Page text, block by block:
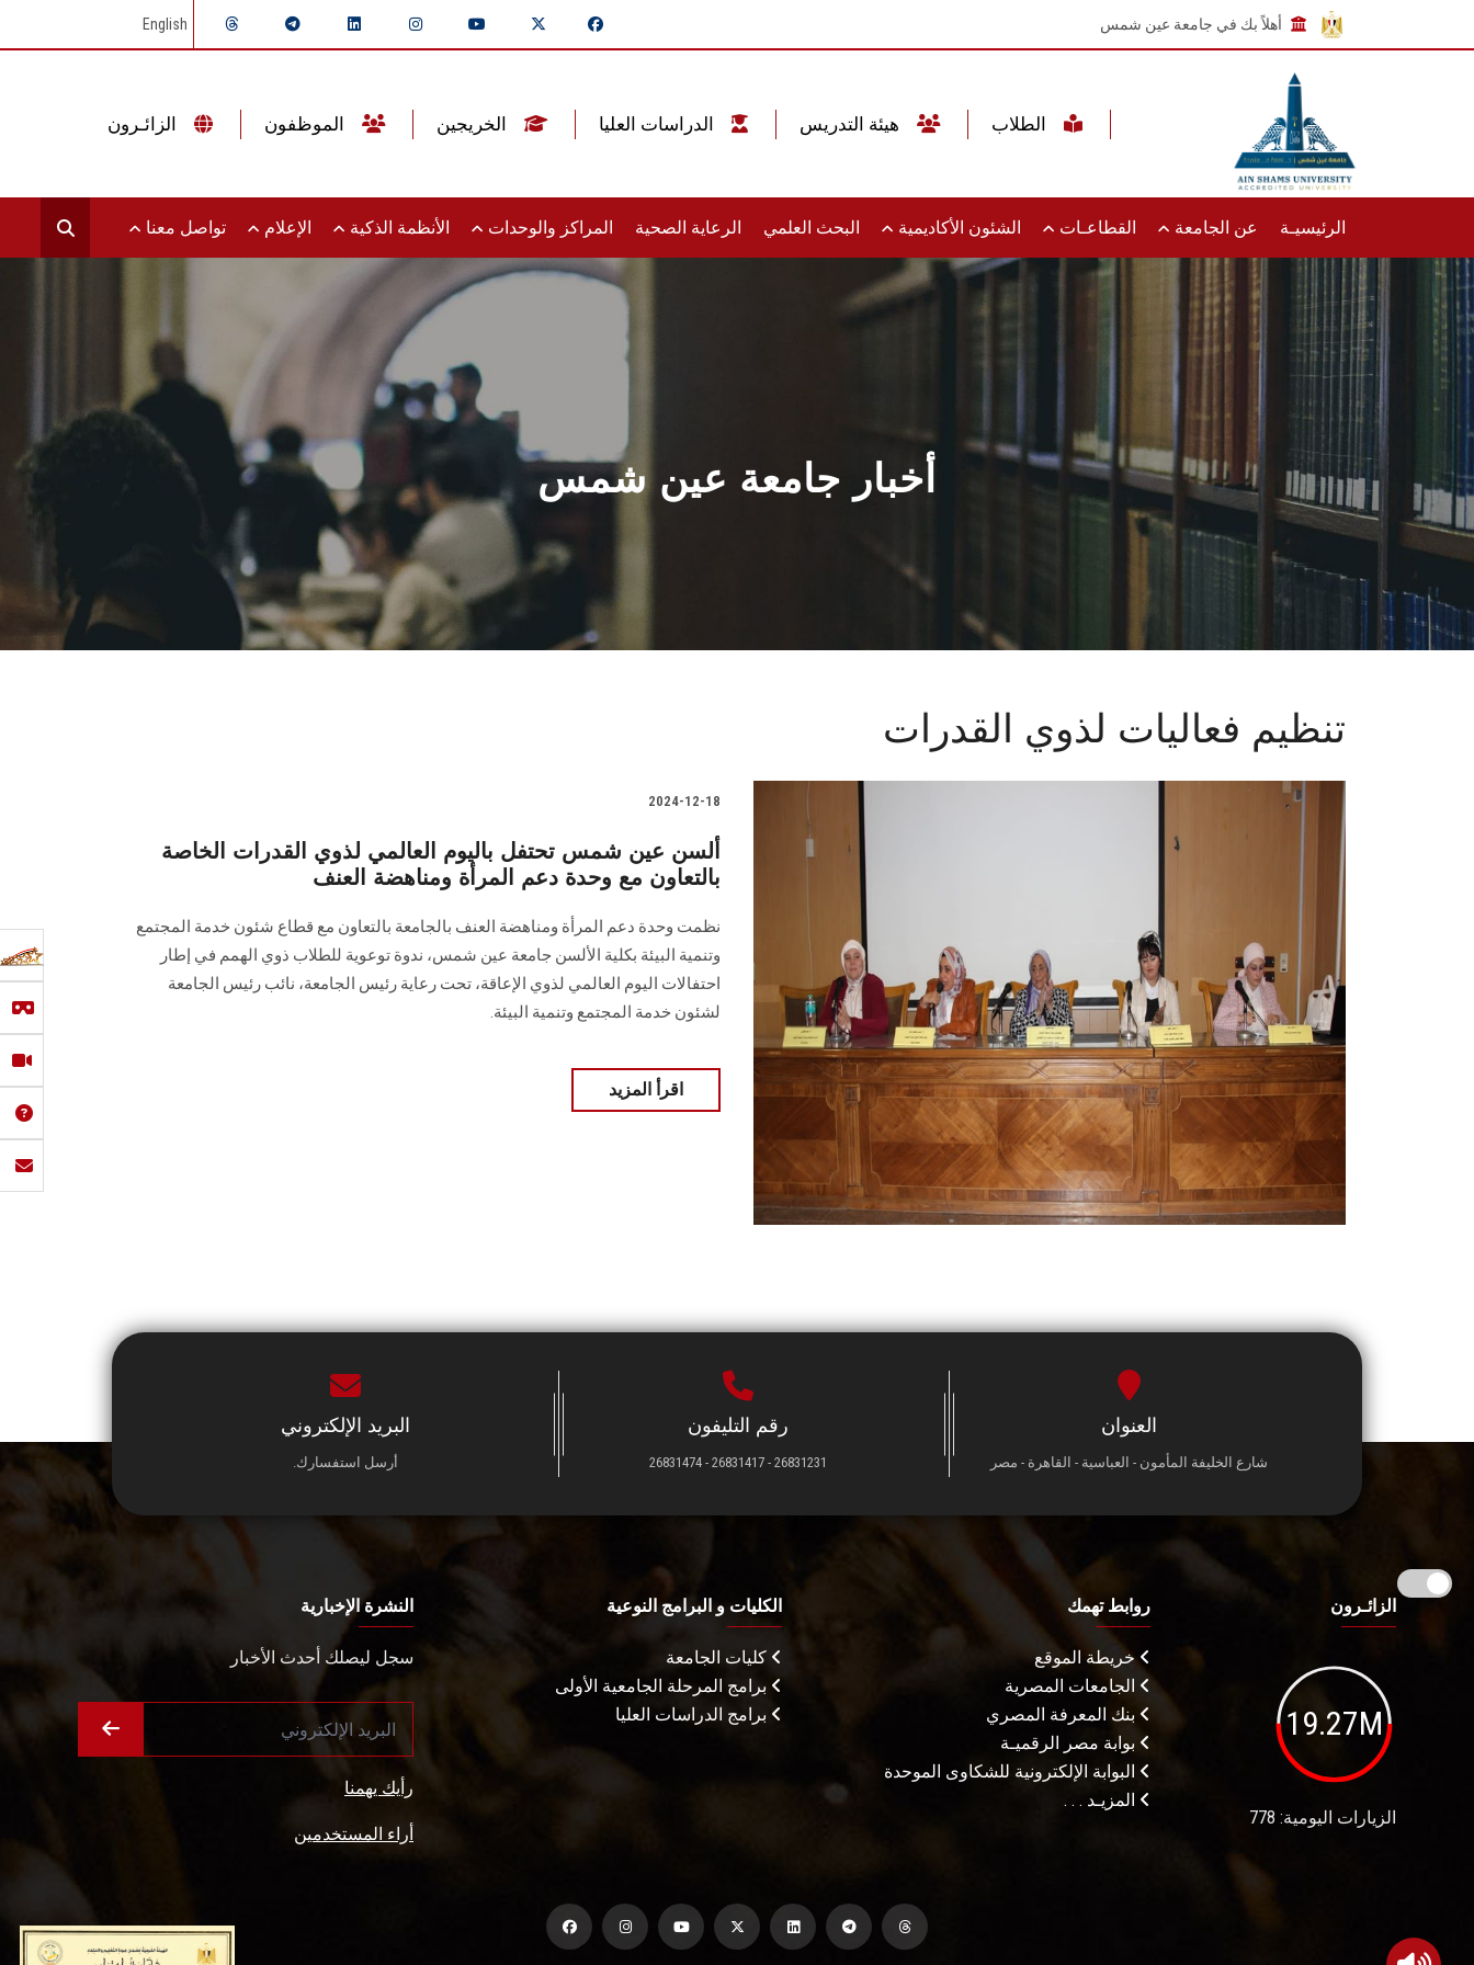
أهلاً بك في جامعة عين شمس English
الرئيسيـة عن الجامعة القطاعـات الشئون الأكاديمية البحث العلمي الرعاية الصحية المراكز والوحدات الأنظمة الذكية الإعلام تواصل معنا
أخبار جامعة عين شمس
تنظيم فعاليات لذوي القدرات
2024-12-18
ألسن عين شمس تحتفل باليوم العالمي لذوي القدرات الخاصة
بالتعاون مع وحدة دعم المرأة ومناهضة العنف
نظمت وحدة دعم المرأة ومناهضة العنف بالجامعة بالتعاون مع قطاع شئون خدمة المجتمع
وتنمية البيئة بكلية الألسن جامعة عين شمس، ندوة توعوية للطلاب ذوي الهمم في إطار
احتفالات اليوم العالمي لذوي الإعاقة، تحت رعاية رئيس الجامعة، نائب رئيس الجامعة
لشئون خدمة المجتمع وتنمية البيئة.
اقرأ المزيد
العنوان
شارع الخليفة المأمون - العباسية - القاهرة - مصر
رقم التليفون
26831231 - 26831417 - 26831474
البريد الإلكتروني
أرسل استفسارك.
الزائـرون
19.27M
الزيارات اليومية: 778
روابط تهمك
خريطة الموقع
الجامعات المصرية
بنك المعرفة المصري
بوابة مصر الرقميـة
البوابة الإلكترونية للشكاوى الموحدة
المزيـد . . .
الكليات و البرامج النوعية
كليات الجامعة
برامج المرحلة الجامعية الأولى
برامج الدراسات العليا
النشرة الإخبارية
سجل ليصلك أحدث الأخبار
رأيك يهمنا
أراء المستخدمين